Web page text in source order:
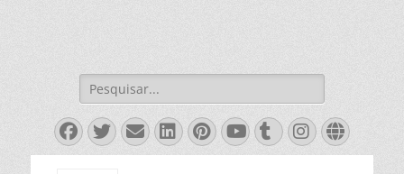
Pesquisar
por:
Facebook
Twitter
EmailLinkedIn
Pinterest
YouTube
Tumblr